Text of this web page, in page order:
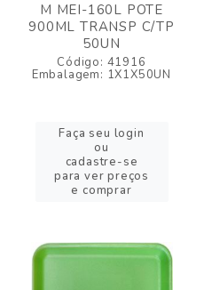
M MEI-160L POTE
900ML TRANSP C/TP
50UN
Código: 41916
Embalagem: 1X1X50UN
Faça seu login
ou
cadastre-se
para ver preços
e comprar